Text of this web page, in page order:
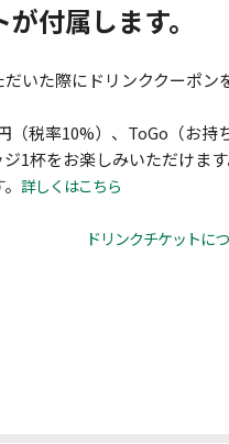
付属します。
いた際にドリンククーポン
（税率10%）、ToGo（お持
1杯をお楽しみいただけます
詳しくはこちら
ドリンクチケットに